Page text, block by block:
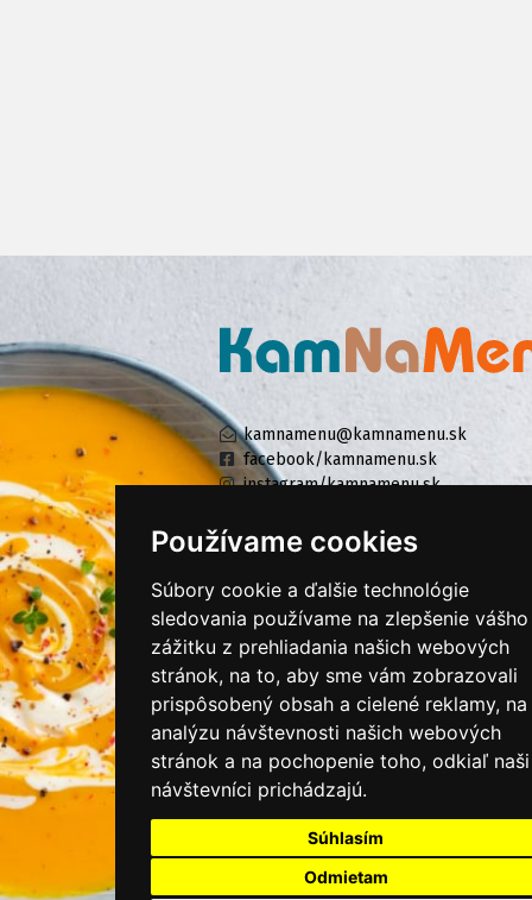
Používame cookies
Súbory cookie a ďalšie technológie
sledovania používame na zlepšenie vášho
zážitku z prehliadania našich webových
stránok, na to, aby sme vám zobrazovali
prispôsobený obsah a cielené reklamy, na
analýzu návštevnosti našich webových
stránok a na pochopenie toho, odkiaľ naši
návštevníci prichádzajú.
Súhlasím
Odmietam
kamnamenu@kamnamenu.sk
facebook/kamnamenu.sk
instagram/kamnamenu.sk
PRIHLÁSIŤ SA DO ZÁKAZNÍCKEJ ZÓNY
Všeobecné obchodné podmienky
Ochrana osobných údajov
Cookies
Moje KamNaMenu
Pridať reštauráciu